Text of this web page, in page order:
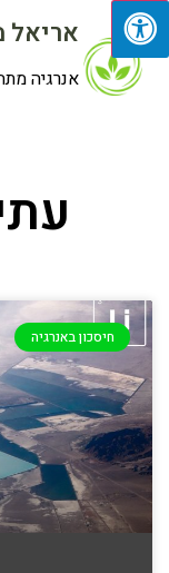
אריאל
אנרגיה
חיסכון באנרגיה